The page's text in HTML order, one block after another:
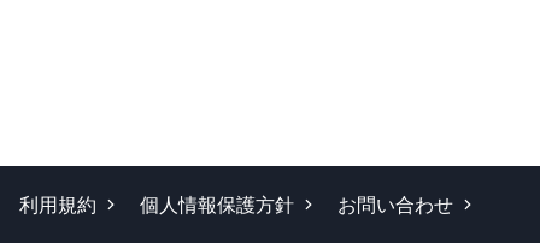
利用規約 個人情報保護方針 お問い合わせ